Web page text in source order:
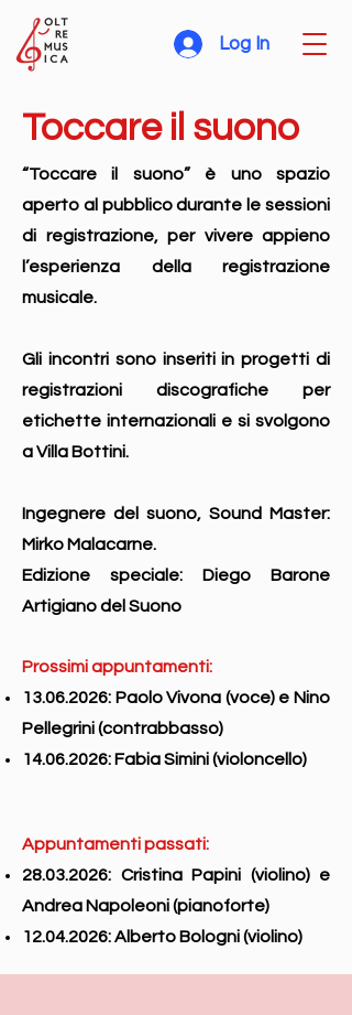
Log In
Toccare il suono
“Toccare il suono” è uno spazio
aperto al pubblico durante le sessioni
di registrazione, per vivere appieno
l’esperienza della registrazione
musicale.
Gli incontri sono inseriti in progetti di
registrazioni discografiche per
etichette internazionali e si svolgono
a Villa Bottini.
Ingegnere del suono, Sound Master:
Mirko Malacarne.
Edizione speciale: Diego Barone
Artigiano del Suono
Prossimi appuntamenti:
13.06.2026: Paolo Vivona (voce) e Nino
Pellegrini (contrabbasso)
14.06.2026: Fabia Simini (violoncello)
Appuntamenti passati:
28.03.2026: Cristina Papini (violino) e
Andrea Napoleoni (pianoforte)
12.04.2026: Alberto Bologni (violino)